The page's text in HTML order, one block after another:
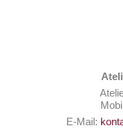
E-Mail: